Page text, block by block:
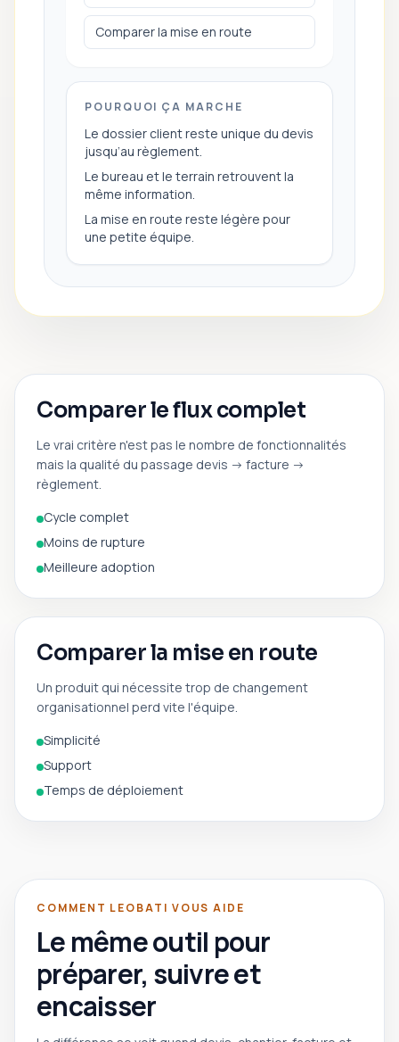
Comparer la mise en route
POURQUOI ÇA MARCHE
Le dossier client reste unique du devis
jusqu’au règlement.
Le bureau et le terrain retrouvent la
même information.
La mise en route reste légère pour
une petite équipe.
Comparer le flux complet
Le vrai critère n'est pas le nombre de fonctionnalités
mais la qualité du passage devis -> facture ->
règlement.
Cycle complet
Moins de rupture
Meilleure adoption
Comparer la mise en route
Un produit qui nécessite trop de changement
organisationnel perd vite l'équipe.
Simplicité
Support
Temps de déploiement
COMMENT LEOBATI VOUS AIDE
Le même outil pour
préparer, suivre et
encaisser